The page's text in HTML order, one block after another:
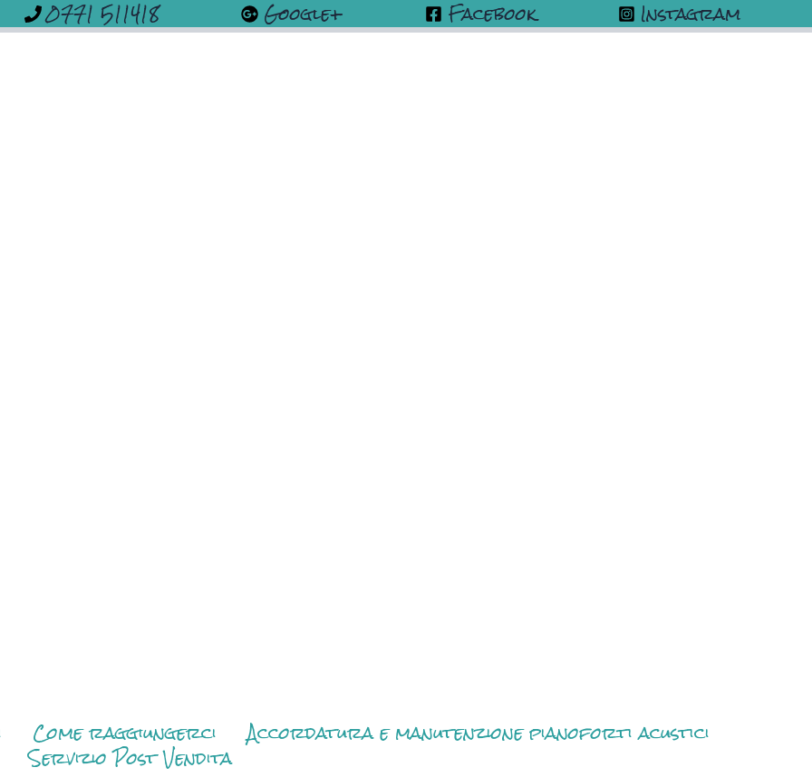
0771 511418 Google+ Facebook Instagram
Come raggiungerci Accordatura e manutenzione pianoforti acustici
Servizio Post Vendita